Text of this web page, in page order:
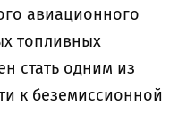
авиационного
топливных
стать одним из
к беземиссионной